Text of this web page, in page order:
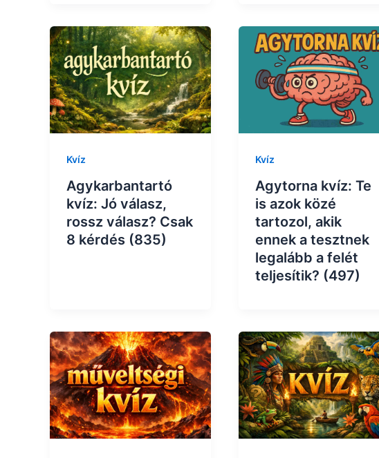
Kvíz
Agykarbantartó
kvíz: Jó válasz,
rossz válasz? Csak
8 kérdés (835)
Kvíz
Agytorna kvíz: Te
is azok közé
tartozol, akik
ennek a tesztnek
legalább a felét
teljesítik? (497)